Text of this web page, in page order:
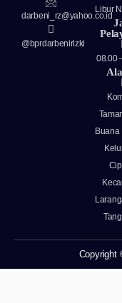
darbeni_rz@yahoo.co.id
@bprdarbenirizki
Libur
08.00
Buana
Copyright